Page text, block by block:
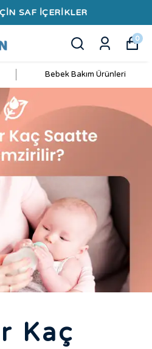
SAF İÇERİKLER
0
Bebek Bakım Ürünleri
Kaç